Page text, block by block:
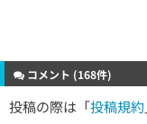
コメント (168件)
投稿の際は「投稿規約